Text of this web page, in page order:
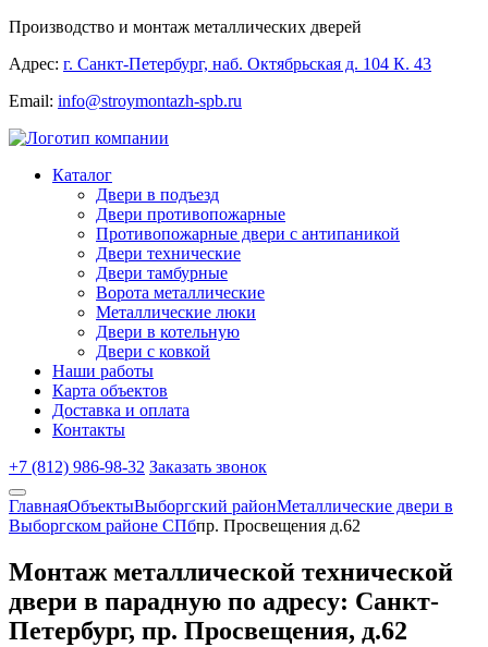
Производство и монтаж металлических дверей
Адрес: г. Санкт-Петербург, наб. Октябрьская д. 104 К. 43
Email: info@stroymontazh-spb.ru
Каталог
Двери в подъезд
Двери противопожарные
Противопожарные двери с антипаникой
Двери технические
Двери тамбурные
Ворота металлические
Металлические люки
Двери в котельную
Двери с ковкой
Наши работы
Карта объектов
Доставка и оплата
Контакты
+7 (812) 986-98-32 Заказать звонок
ГлавнаяОбъектыВыборгский районМеталлические двери в
Выборгском районе СПбпр. Просвещения д.62
Монтаж металлической технической
двери в парадную по адресу: Санкт-
Петербург, пр. Просвещения, д.62